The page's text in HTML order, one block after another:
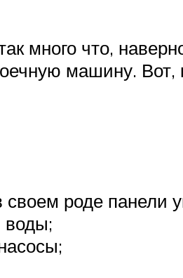
много что,
машину.
роде панели
воды;